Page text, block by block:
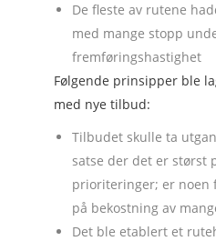
De fleste av rutene
med mange stopp
fremføringshastighet
Følgende prinsipper ble
med nye tilbud:
Tilbudet skulle ta
satse der det er størst
prioriteringer; er noen
på bekostning av
Det ble etablert et